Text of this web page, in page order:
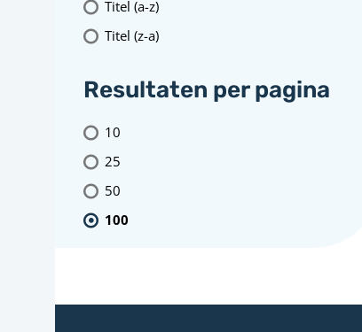
Titel (a-z)
Titel (z-a)
Resultaten per pagina
10
25
50
100